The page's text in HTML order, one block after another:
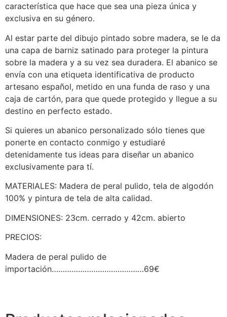
característica que hace que sea una pieza única y
exclusiva en su género.
Al estar parte del dibujo pintado sobre madera, se le da
una capa de barniz satinado para proteger la pintura
sobre la madera y a su vez sea duradera. El abanico se
envía con una etiqueta identificativa de producto
artesano español, metido en una funda de raso y una
caja de cartón, para que quede protegido y llegue a su
destino en perfecto estado.
Si quieres un abanico personalizado sólo tienes que
ponerte en contacto conmigo y estudiaré
detenidamente tus ideas para diseñar un abanico
exclusivamente para tí.
MATERIALES: Madera de peral pulido, tela de algodón
100% y pintura de tela de alta calidad.
DIMENSIONES: 23cm. cerrado y 42cm. abierto
PRECIOS:
Madera de peral pulido de
importación……………………………………69€